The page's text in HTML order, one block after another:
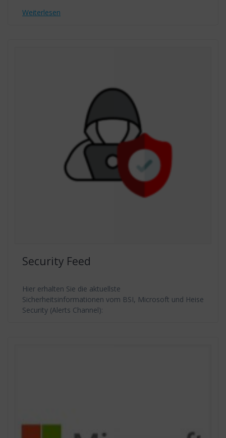
Weiterlesen
Security Feed
Hier erhalten Sie die aktuellste
Sicherheitsinformationen vom BSI, Microsoft und Heise
Security (Alerts Channel):